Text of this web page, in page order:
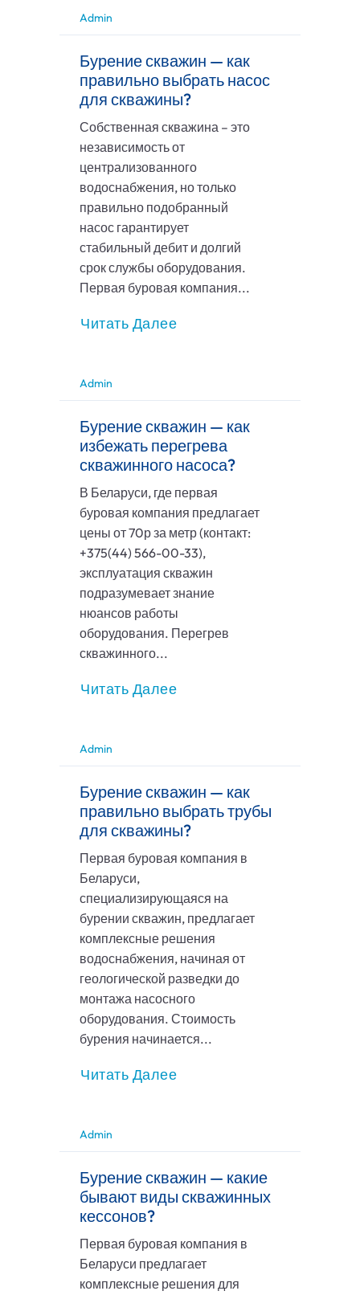
Admin
Бурение скважин — как
правильно выбрать насос
для скважины?
Собственная скважина – это
независимость от
централизованного
водоснабжения, но только
правильно подобранный
насос гарантирует
стабильный дебит и долгий
срок службы оборудования.
Первая буровая компания...
Читать Далее
Admin
Бурение скважин — как
избежать перегрева
скважинного насоса?
В Беларуси, где первая
буровая компания предлагает
цены от 70р за метр (контакт:
+375(44) 566-00-33),
эксплуатация скважин
подразумевает знание
нюансов работы
оборудования. Перегрев
скважинного...
Читать Далее
Admin
Бурение скважин — как
правильно выбрать трубы
для скважины?
Первая буровая компания в
Беларуси,
специализирующаяся на
бурении скважин, предлагает
комплексные решения
водоснабжения, начиная от
геологической разведки до
монтажа насосного
оборудования. Стоимость
бурения начинается...
Читать Далее
Admin
Бурение скважин — какие
бывают виды скважинных
кессонов?
Первая буровая компания в
Беларуси предлагает
комплексные решения для